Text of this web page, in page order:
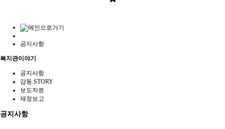
공지사항
복지관이야기
공지사항
감동 STORY
보도자료
재정보고
공지사항